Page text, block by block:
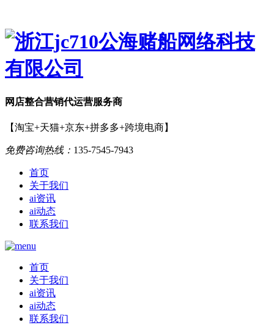
网店整合营销代运营服务商
【淘宝+天猫+京东+拼多多+跨境电商】
免费咨询热线： 135-7545-7943
首页
关于我们
ai资讯
ai动态
联系我们
首页
关于我们
ai资讯
ai动态
联系我们